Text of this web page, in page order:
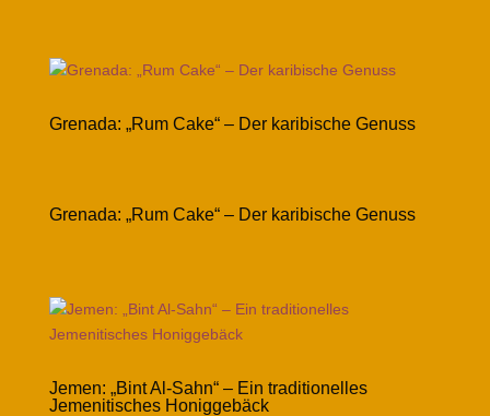
Grenada: „Rum Cake“ – Der karibische Genuss
Grenada: „Rum Cake“ – Der karibische Genuss
Jemen: „Bint Al-Sahn“ – Ein traditionelles
Jemenitisches Honiggebäck